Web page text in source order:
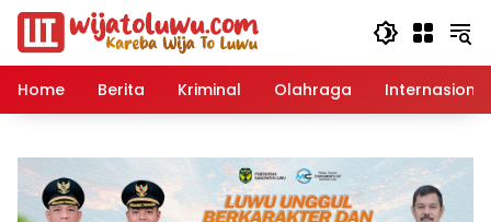
Langsung
konten
Home
Berita Kriminal Olahraga Internasional